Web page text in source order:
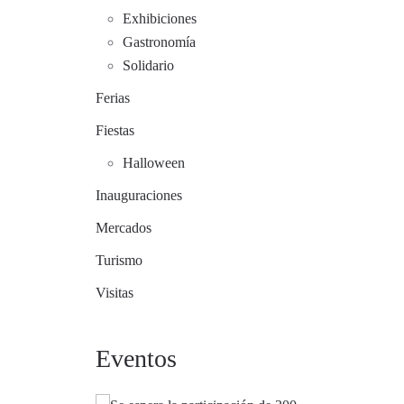
Exhibiciones
Gastronomía
Solidario
Ferias
Fiestas
Halloween
Inauguraciones
Mercados
Turismo
Visitas
Eventos